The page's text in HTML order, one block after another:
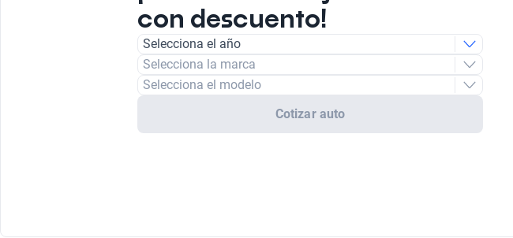
con descuento!
Selecciona el año
Selecciona la marca
Selecciona el modelo
Cotizar auto